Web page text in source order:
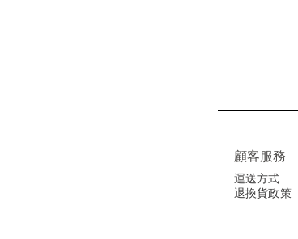
顧客服務
運送方式
退換貨政策